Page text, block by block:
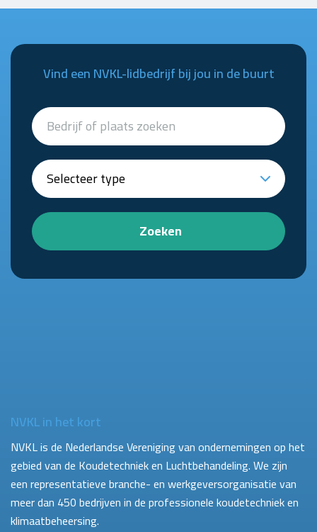
Vind een NVKL-lidbedrijf bij jou in de buurt
Zoeken
NVKL in het kort
NVKL is de Nederlandse Vereniging van ondernemingen op het
gebied van de Koudetechniek en Luchtbehandeling. We zijn
een representatieve branche- en werkgeversorganisatie van
meer dan 450 bedrijven in de professionele koudetechniek en
klimaatbeheersing.